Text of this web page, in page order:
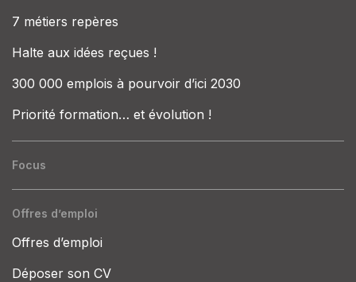
7 métiers repères
Halte aux idées reçues !
300 000 emplois à pourvoir d’ici 2030
Priorité formation… et évolution !
Focus
Offres d’emploi
Offres d’emploi
Déposer son CV